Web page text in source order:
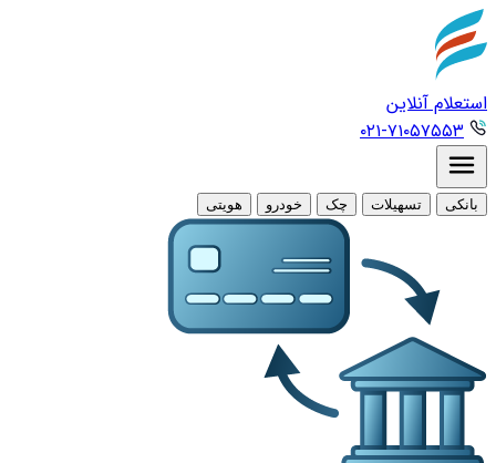
استعلام آنلاین
۰۲۱-۷۱۰۵۷۵۵۳
بانکی تسهیلات چک خودرو هویتی